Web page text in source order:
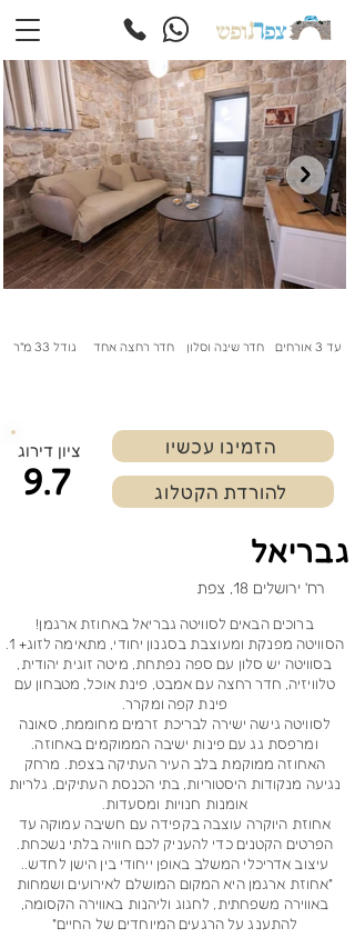
גודל 33 מ"ר חדר רחצה אחד חדר שינה וסלון עד 3 אורחים
ציון דירוג
9.7
הזמינו עכשיו
להורדת הקטלוג
גבריאל
רח' ירושלים 18, צפת
ברוכים הבאים לסוויטה גבריאל באחוזת ארגמן!
בסוויטה יש סלון עם ספה נפתחת, מיטה זוגית יהודית,
טלוויזיה, חדר רחצה עם אמבט, פינת אוכל, מטבחון עם
פינת קפה ומקרר.
לסוויטה גישה ישירה לבריכת זרמים מחוממת, סאונה
ומרפסת גג עם פינות ישיבה הממוקמים באחוזה.
האחוזה ממוקמת בלב העיר העתיקה בצפת. מרחק
נגיעה מנקודות היסטוריות, בתי הכנסת העתיקים, גלריות
אומנות חנויות ומסעדות.
אחוזת היוקרה עוצבה בקפידה עם חשיבה עמוקה עד
הפרטים הקטנים כדי להעניק לכם חוויה בלתי נשכחת.
עיצוב אדריכלי המשלב באופן ייחודי בין הישן לחדש..
"אחוזת ארגמן היא המקום המושלם לאירועים ושמחות
באווירה משפחתית, לחגוג וליהנות באווירה הקסומה,
להתענג על הרגעים המיוחדים של החיים"